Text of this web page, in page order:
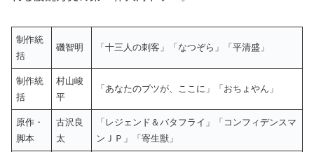
制作統
括
磯智明 「十三人の刺客」「なつぞら」「平清盛」
制作統
括
村山峻
平
「あなたのブツが、ここに」「おちょやん」
原作・
脚本
古沢良
太
「レジェンド＆バタフライ」「コンフィデンスマ
ンＪＰ」「寄生獣」